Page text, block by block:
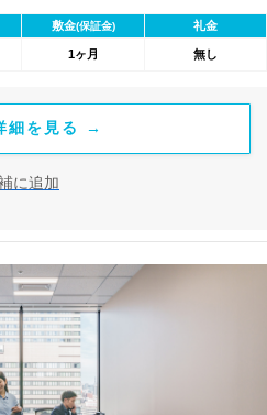
付サービス付きで即日ビジネス開
室やコワーキングスペースも利
、柔軟な働き方に対応します。
敷金(保証金) 礼金
1ヶ月 無し
細を見る →
に追加